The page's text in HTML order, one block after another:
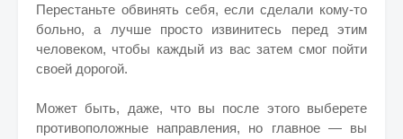
Перестаньте обвинять себя, если сделали кому-то
больно, а лучше просто извинитесь перед этим
человеком, чтобы каждый из вас затем смог пойти
своей дорогой.
Может быть, даже, что вы после этого выберете
противоположные направления, но главное — вы